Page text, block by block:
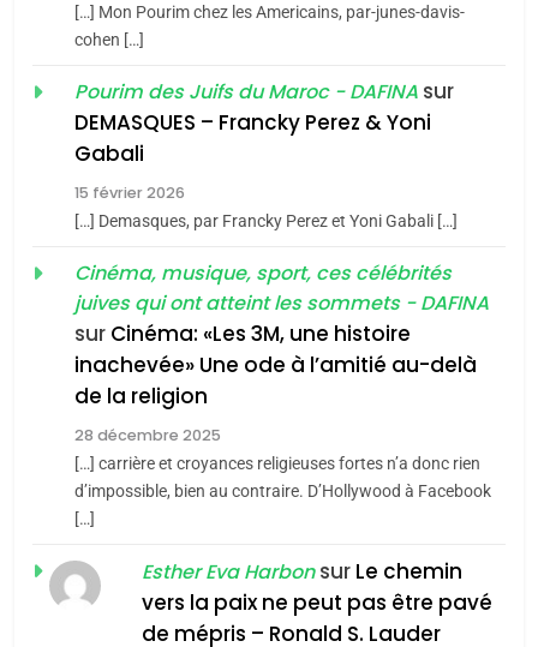
«Tu dis génocide, je dis
guerre»: La nouvelle
Tout sur la Nostalgie
SOUVENIRS
l’alliance pourrait
s’étendre à 13 pays
d’Amérique latine
ISRAÉL JUDAISME
2025, l’année la plus
meurtrière selon le
rapport d’ADL contre
FRANCE ISRAÉL
[…] Mon Pourim chez les Americains, par-junes-davis-
cohen […]
Pourim des Juifs du Maroc - DAFINA sur
DEMASQUES – Francky Perez & Yoni
Gabali
15 février 2026
[…] Demasques, par Francky Perez et Yoni Gabali […]
Cinéma, musique, sport, ces célébrités
juives qui ont atteint les sommets - DAFINA
sur Cinéma: «Les 3M, une histoire
inachevée» Une ode à l’amitié au-delà
de la religion
28 décembre 2025
[…] carrière et croyances religieuses fortes n’a donc rien
d’impossible, bien au contraire. D’Hollywood à Facebook
[…]
Esther Eva Harbonsur Le chemin
vers la paix ne peut pas être pavé
de mépris – Ronald S. Lauder
2025, l’année la plus
d’ADL contre
l’antisémitisme
FRANCE ISRAÉL
POURQUOI JE REVENDIQUE
Zrihen-Dvir
CE QUI NOUS MANQUE –
Jacques Hadida
JUDAISME
Maroc : Les amandes de
Azilal consacrés produits
du terroir
DAFINA MAROC